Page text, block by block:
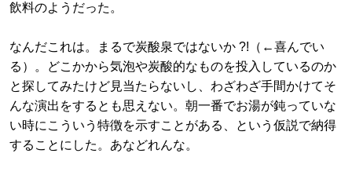
飲料のようだった。
なんだこれは。まるで炭酸泉ではないか ?!（←喜んでい
る）。どこかから気泡や炭酸的なものを投入しているのか
と探してみたけど見当たらないし、わざわざ手間かけてそ
んな演出をするとも思えない。朝一番でお湯が鈍っていな
い時にこういう特徴を示すことがある、という仮説で納得
することにした。あなどれんな。